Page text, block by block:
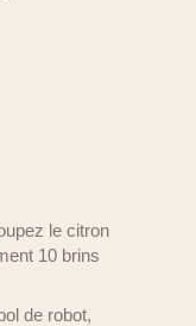
le citron
10 brins
de robot,